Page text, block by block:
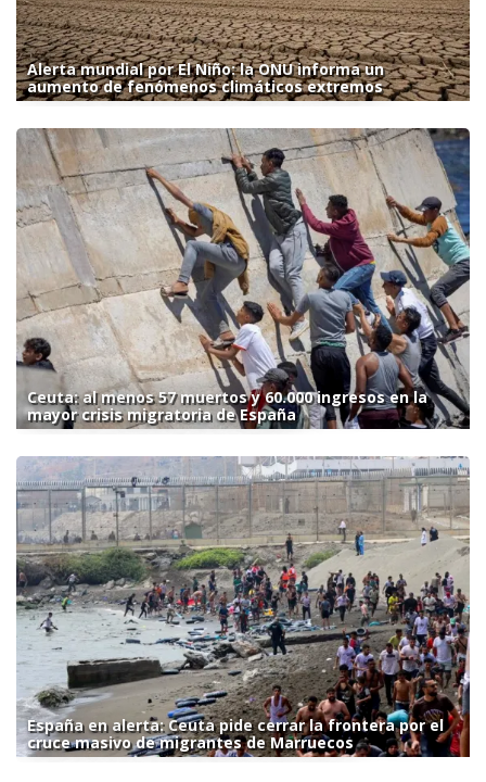
Alerta mundial por El Niño: la ONU informa un
aumento de fenómenos climáticos extremos
Ceuta: al menos 57 muertos y 60.000 ingresos en la
mayor crisis migratoria de España
España en alerta: Ceuta pide cerrar la frontera por el
cruce masivo de migrantes de Marruecos